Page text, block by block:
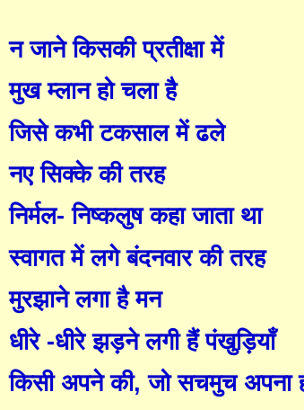
न जाने किसकी प्रतीक्षा में
मुख म्लान हो चला है
जिसे कभी टकसाल में ढले
नए सिक्के की तरह
निर्मल- निष्कलुष कहा जाता था
स्वागत में लगे बंदनवार की तरह
मुरझाने लगा है मन
धीरे -धीरे झड़ने लगी हैं पंखुड़ियाँ
किसी अपने की, जो सचमुच अपना